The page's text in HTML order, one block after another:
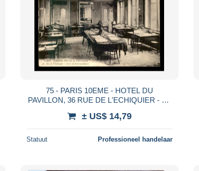
75 - PARIS 10EME - HOTEL DU
PAVILLON, 36 RUE DE L'ECHIQUIER - LE
CHAISES THONET
± US$ 14,79
Statuut Professioneel handelaar